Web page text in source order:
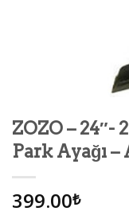
ZOZO –
Park Ayağı
399.00₺